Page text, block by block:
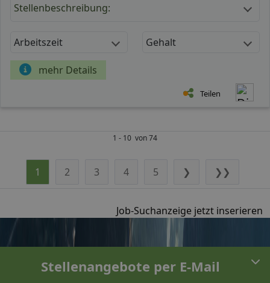
Stellenbeschreibung:
Arbeitszeit Gehalt
mehr Details
Teilen
1 - 10 von 74
1 2 3 4 5 ❯ ❯❯
Job-Suchanzeige jetzt inserieren
Stellenangebote per E-Mail